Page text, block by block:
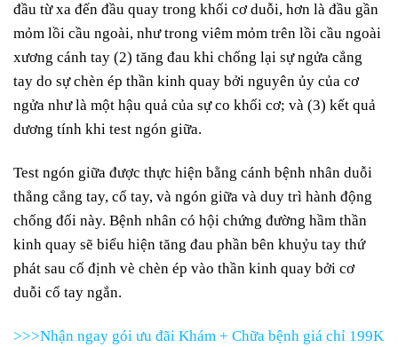
đầu từ xa đến đầu quay trong khối cơ duỗi, hơn là đầu gần
mỏm lồi cầu ngoài, như trong viêm mỏm trên lồi cầu ngoài
xương cánh tay (2) tăng đau khi chống lại sự ngửa cẳng
tay do sự chèn ép thần kinh quay bởi nguyên ủy của cơ
ngửa như là một hậu quả của sự co khối cơ; và (3) kết quả
dương tính khi test ngón giữa.
Test ngón giữa được thực hiện bằng cánh bệnh nhân duỗi
thẳng cẳng tay, cổ tay, và ngón giữa và duy trì hành động
chống đối này. Bệnh nhân có hội chứng đường hầm thần
kinh quay sẽ biểu hiện tăng đau phần bên khuỷu tay thứ
phát sau cố định vè chèn ép vào thần kinh quay bởi cơ
duỗi cổ tay ngắn.
>>>Nhận ngay gói ưu đãi Khám + Chữa bệnh giá chỉ 199K